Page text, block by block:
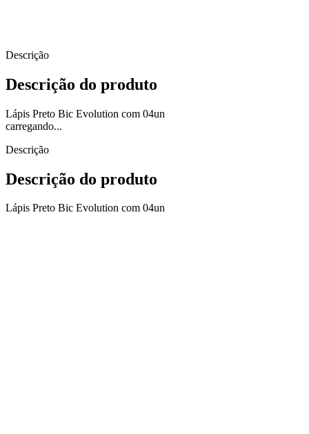
Descrição
Descrição do produto
Lápis Preto Bic Evolution com 04un
carregando...
Descrição
Descrição do produto
Lápis Preto Bic Evolution com 04un